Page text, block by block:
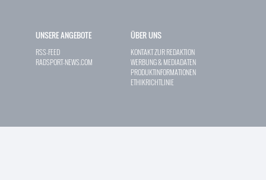
UNSERE ANGEBOTE
RSS-FEED
RADSPORT-NEWS.COM
ÜBER UNS
KONTAKT ZUR REDAKTION
WERBUNG & MEDIADATEN
PRODUKTINFORMATIONEN
ETHIKRICHTLINIE